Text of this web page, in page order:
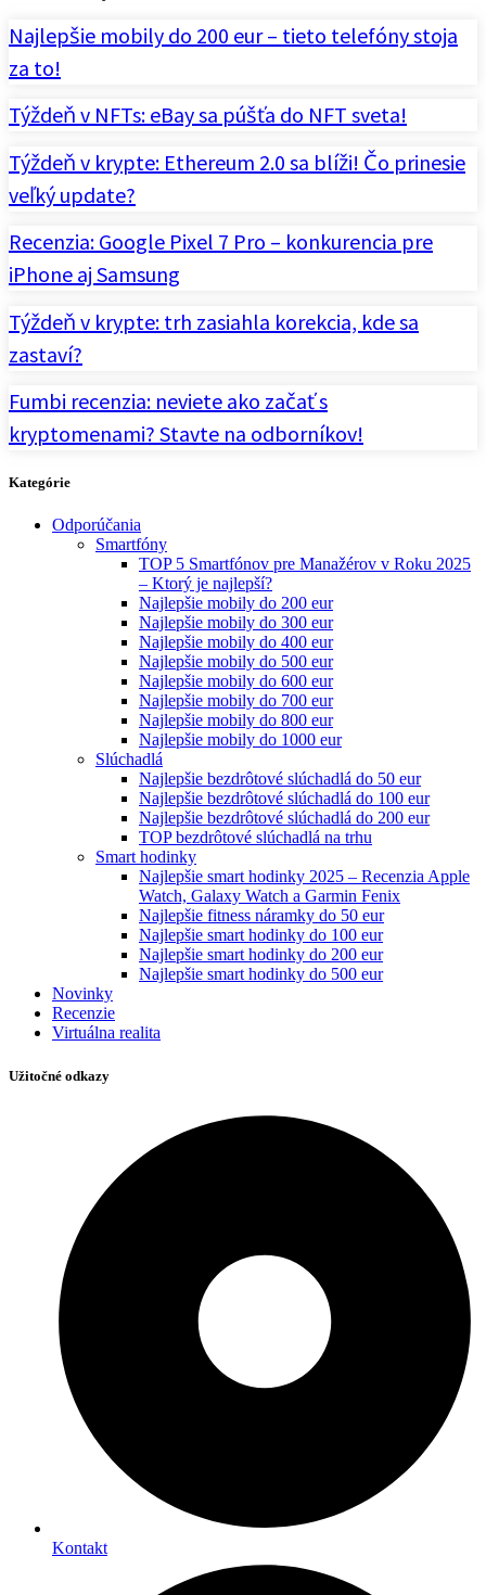
Najlepšie mobily do 200 eur – tieto telefóny stoja
za to!
Týždeň v NFTs: eBay sa púšťa do NFT sveta!
Týždeň v krypte: Ethereum 2.0 sa blíži! Čo prinesie
veľký update?
Recenzia: Google Pixel 7 Pro – konkurencia pre
iPhone aj Samsung
Týždeň v krypte: trh zasiahla korekcia, kde sa
zastaví?
Fumbi recenzia: neviete ako začať s
kryptomenami? Stavte na odborníkov!
Kategórie
Odporúčania
Smartfóny
TOP 5 Smartfónov pre Manažérov v Roku 2025
– Ktorý je najlepší?
Najlepšie mobily do 200 eur
Najlepšie mobily do 300 eur
Najlepšie mobily do 400 eur
Najlepšie mobily do 500 eur
Najlepšie mobily do 600 eur
Najlepšie mobily do 700 eur
Najlepšie mobily do 800 eur
Najlepšie mobily do 1000 eur
Slúchadlá
Najlepšie bezdrôtové slúchadlá do 50 eur
Najlepšie bezdrôtové slúchadlá do 100 eur
Najlepšie bezdrôtové slúchadlá do 200 eur
TOP bezdrôtové slúchadlá na trhu
Smart hodinky
Najlepšie smart hodinky 2025 – Recenzia Apple
Watch, Galaxy Watch a Garmin Fenix
Najlepšie fitness náramky do 50 eur
Najlepšie smart hodinky do 100 eur
Najlepšie smart hodinky do 200 eur
Najlepšie smart hodinky do 500 eur
Novinky
Recenzie
Virtuálna realita
Užitočné odkazy
Kontakt